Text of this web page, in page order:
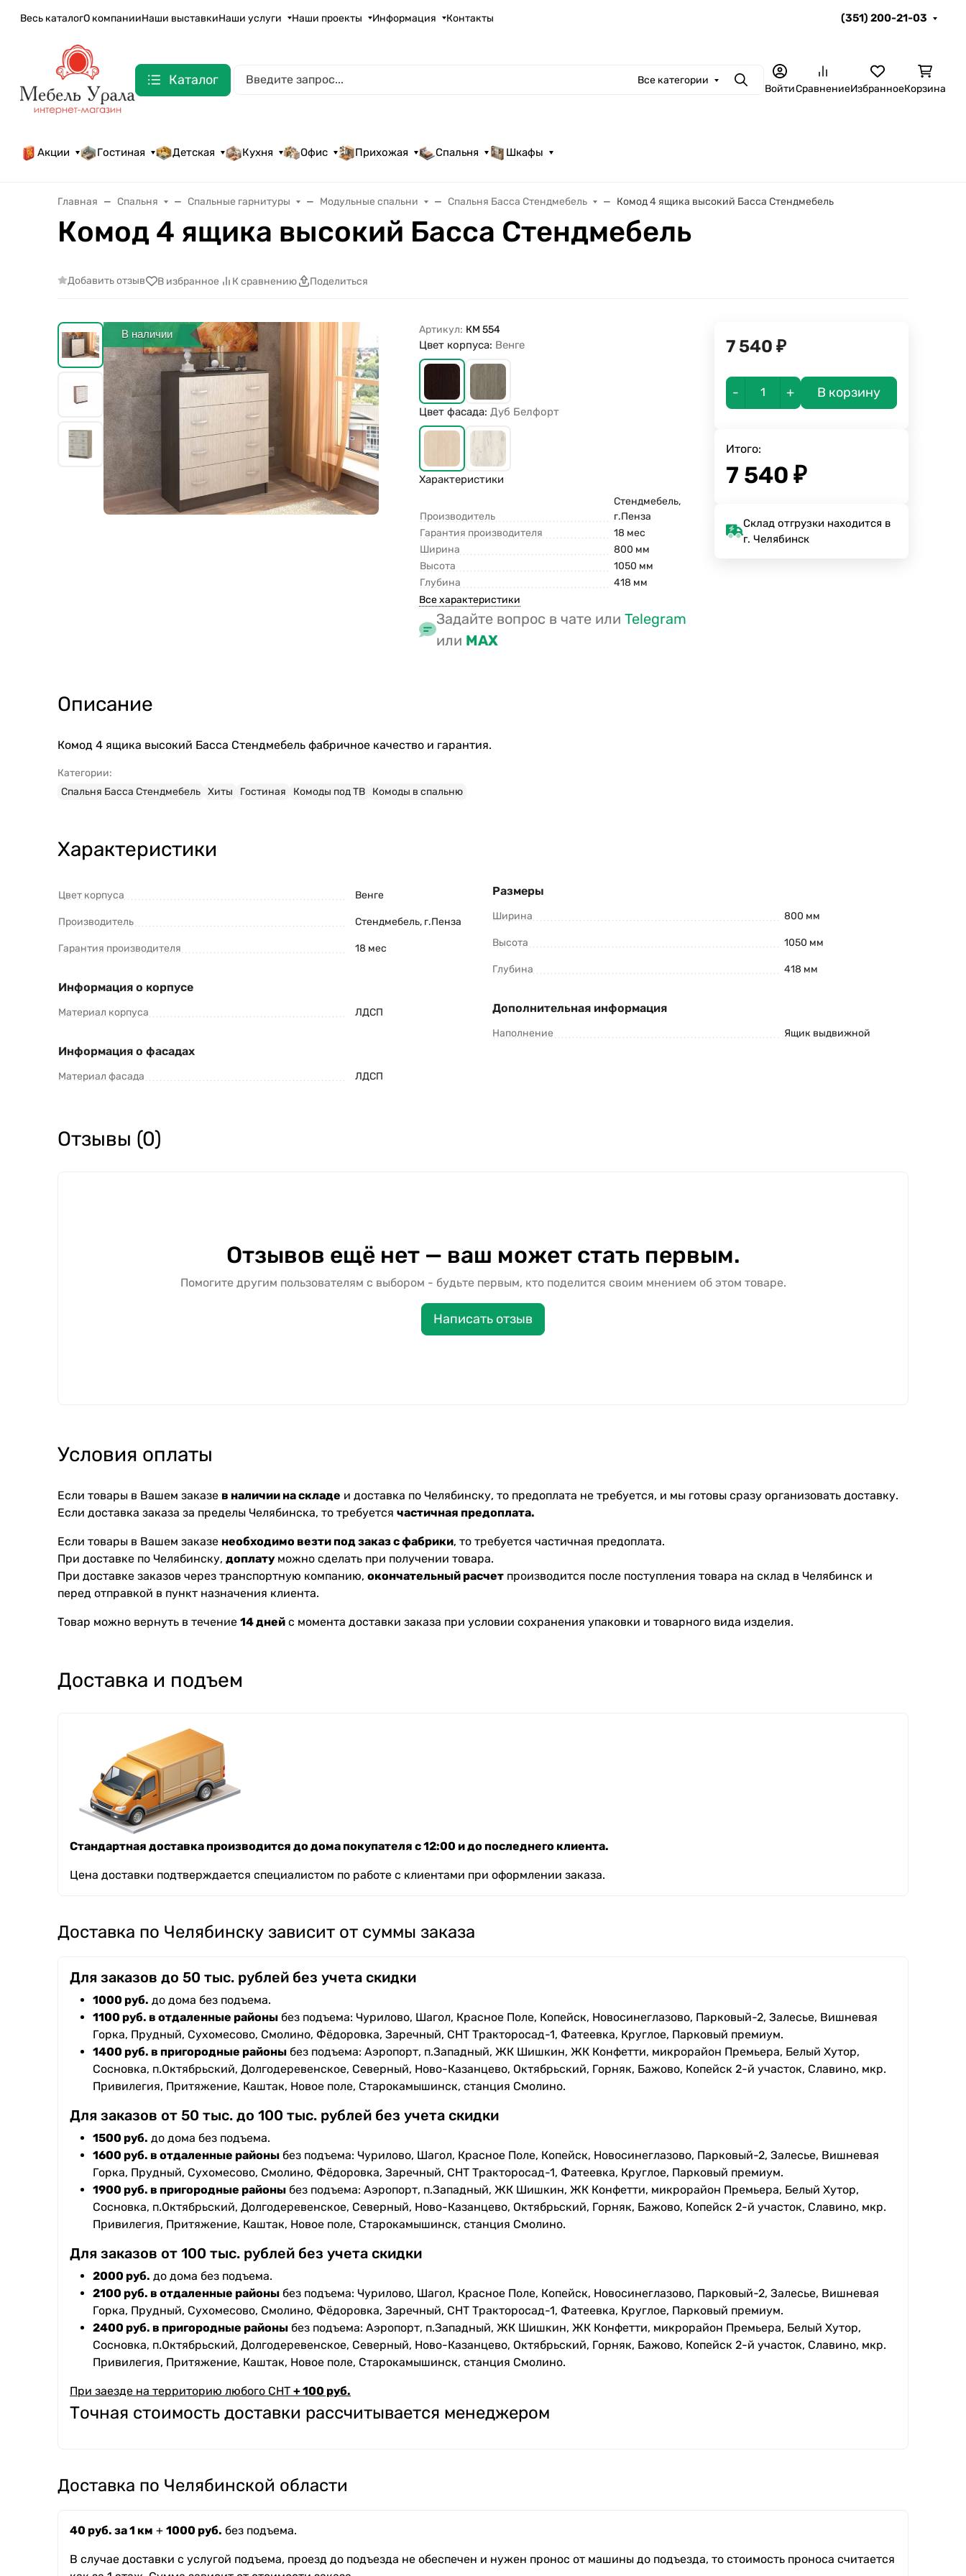
Весь каталогО компанииНаши выставкиНаши услуги Наши проекты Информация Контакты (351) 200-21-03
Каталог Все категории ПоискВойтиСравнениеИзбранноеКорзина
Акции Гостиная Детская Кухня Офис Прихожая Спальня Шкафы
Главная Спальня Спальные гарнитуры Модульные спальни Спальня Басса Стендмебель Комод 4 ящика высокий Басса Стендмебель
Комод 4 ящика высокий Басса Стендмебель
Добавить отзыв В избранное К сравнению Поделиться
В наличии Артикул: КМ 554
Цвет корпуса: Венге
Цвет фасада:Дуб Белфорт
Характеристики
Производитель
Стендмебель,
г.Пенза
Гарантия производителя
18 мес
Ширина
800 мм
Высота
1050 мм
Глубина
418 мм
Все характеристики
Задайте вопрос в чате илиTelegram
или MAX
7 540 ₽
- + В корзину
Итого:
7 540 ₽
Склад отгрузки находится в
г. Челябинск
Описание
Комод 4 ящика высокий Басса Стендмебель фабричное качество и гарантия.
Категории:
Спальня Басса Стендмебель Хиты Гостиная Комоды под ТВ Комоды в спальню
Характеристики
Цвет корпуса Венге
Производитель Стендмебель, г.Пенза
Гарантия производителя 18 мес
Информация о корпусе
Материал корпуса ЛДСП
Информация о фасадах
Материал фасада ЛДСП
Размеры
Ширина 800 мм
Высота 1050 мм
Глубина 418 мм
Дополнительная информация
Наполнение Ящик выдвижной
Отзывы (0)
Отзывов ещё нет — ваш может стать первым.
Помогите другим пользователям с выбором - будьте первым, кто поделится своим мнением об этом товаре.
Написать отзыв
Условия оплаты
Если товары в Вашем заказе в наличии на складе и доставка по Челябинску, то предоплата не требуется, и мы готовы сразу организовать доставку.
Если доставка заказа за пределы Челябинска, то требуется частичная предоплата.
Если товары в Вашем заказе необходимо везти под заказ с фабрики, то требуется частичная предоплата.
При доставке по Челябинску, доплату можно сделать при получении товара.
При доставке заказов через транспортную компанию, окончательный расчет производится после поступления товара на склад в Челябинск и
перед отправкой в пункт назначения клиента.
Товар можно вернуть в течение 14 дней с момента доставки заказа при условии сохранения упаковки и товарного вида изделия.
Доставка и подъем
Стандартная доставка производится до дома покупателя с 12:00 и до последнего клиента.
Цена доставки подтверждается специалистом по работе с клиентами при оформлении заказа.
Доставка по Челябинску зависит от суммы заказа
Для заказов до 50 тыс. рублей без учета скидки
1000 руб. до дома без подъема.
1100 руб. в отдаленные районы без подъема: Чурилово, Шагол, Красное Поле, Копейск, Новосинеглазово, Парковый-2, Залесье, Вишневая
Горка, Прудный, Сухомесово, Смолино, Фёдоровка, Заречный, СНТ Тракторосад-1, Фатеевка, Круглое, Парковый премиум.
1400 руб. в пригородные районы без подъема: Аэропорт, п.Западный, ЖК Шишкин, ЖК Конфетти, микрорайон Премьера, Белый Хутор,
Сосновка, п.Октябрьский, Долгодеревенское, Северный, Ново-Казанцево, Октябрьский, Горняк, Бажово, Копейск 2-й участок, Славино, мкр.
Привилегия, Притяжение, Каштак, Новое поле, Старокамышинск, станция Смолино.
Для заказов от 50 тыс. до 100 тыс. рублей без учета скидки
1500 руб. до дома без подъема.
1600 руб. в отдаленные районы без подъема: Чурилово, Шагол, Красное Поле, Копейск, Новосинеглазово, Парковый-2, Залесье, Вишневая
Горка, Прудный, Сухомесово, Смолино, Фёдоровка, Заречный, СНТ Тракторосад-1, Фатеевка, Круглое, Парковый премиум.
1900 руб. в пригородные районы без подъема: Аэропорт, п.Западный, ЖК Шишкин, ЖК Конфетти, микрорайон Премьера, Белый Хутор,
Сосновка, п.Октябрьский, Долгодеревенское, Северный, Ново-Казанцево, Октябрьский, Горняк, Бажово, Копейск 2-й участок, Славино, мкр.
Привилегия, Притяжение, Каштак, Новое поле, Старокамышинск, станция Смолино.
Для заказов от 100 тыс. рублей без учета скидки
2000 руб. до дома без подъема.
2100 руб. в отдаленные районы без подъема: Чурилово, Шагол, Красное Поле, Копейск, Новосинеглазово, Парковый-2, Залесье, Вишневая
Горка, Прудный, Сухомесово, Смолино, Фёдоровка, Заречный, СНТ Тракторосад-1, Фатеевка, Круглое, Парковый премиум.
2400 руб. в пригородные районы без подъема: Аэропорт, п.Западный, ЖК Шишкин, ЖК Конфетти, микрорайон Премьера, Белый Хутор,
Сосновка, п.Октябрьский, Долгодеревенское, Северный, Ново-Казанцево, Октябрьский, Горняк, Бажово, Копейск 2-й участок, Славино, мкр.
Привилегия, Притяжение, Каштак, Новое поле, Старокамышинск, станция Смолино.
При заезде на территорию любого СНТ + 100 руб.
Точная стоимость доставки рассчитывается менеджером
Доставка по Челябинской области
40 руб. за 1 км + 1000 руб. без подъема.
В случае доставки с услугой подъема, проезд до подъезда не обеспечен и нужен пронос от машины до подъезда, то стоимость проноса считается